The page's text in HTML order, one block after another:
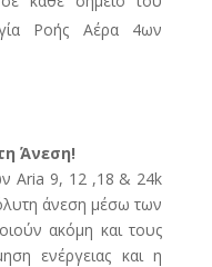
Ροής Αέρα 4ων
Άνεση!
Aria 9, 12 ,18 & 24k
άνεση μέσω των
ακόμη και τους
ενέργειας και η